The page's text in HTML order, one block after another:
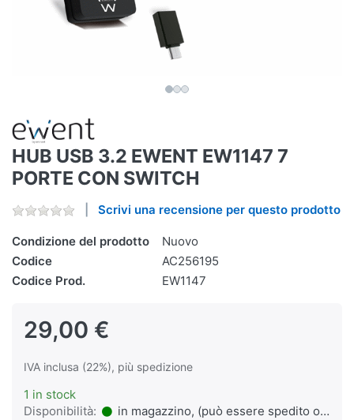
HUB USB 3.2 EWENT EW1147 7
PORTE CON SWITCH
Scrivi una recensione per questo prodotto
Condizione del prodotto
Nuovo
Codice
AC256195
Codice Prod.
EW1147
29,00 €
IVA inclusa (22%), più spedizione
1 in stock
Disponibilità:
in magazzino, (può essere spedito o ritirato)